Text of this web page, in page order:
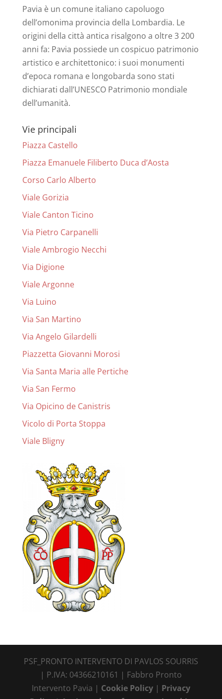
Pavia è un comune italiano capoluogo
dell’omonima provincia della Lombardia. Le
origini della città antica risalgono a oltre 3 200
anni fa: Pavia possiede un cospicuo patrimonio
artistico e architettonico: i suoi monumenti
d’epoca romana e longobarda sono stati
dichiarati dall’UNESCO Patrimonio mondiale
dell’umanità.
Vie principali
Piazza Castello
Piazza Emanuele Filiberto Duca d’Aosta
Corso Carlo Alberto
Viale Gorizia
Viale Canton Ticino
Via Pietro Carpanelli
Viale Ambrogio Necchi
Via Digione
Viale Argonne
Via Luino
Via San Martino
Via Angelo Gilardelli
Piazzetta Giovanni Morosi
Via Santa Maria alle Pertiche
Via San Fermo
Via Opicino de Canistris
Vicolo di Porta Stoppa
Viale Bligny
PSF_PRONTO INTERVENTO DI PAVLOS SOURRIS
| P.IVA: 04366210161 | Fabbro Pronto
Intervento Pavia | Cookie Policy| Privacy